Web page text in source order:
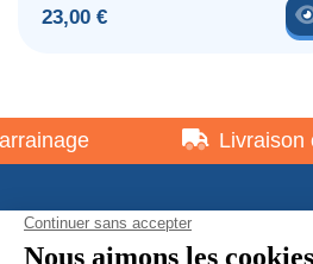
Prix
23,00 €
Livraison
À propos